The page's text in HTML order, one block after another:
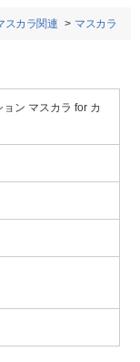
スカラ関連 マスカラ
ン マスカラ for カ